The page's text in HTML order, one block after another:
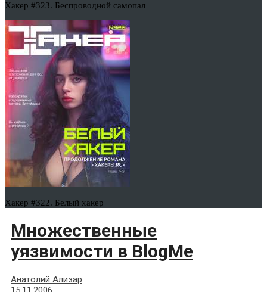
Хакер #323. Беспроводной самопал
Хакер #322. Белый хакер
Множественные
уязвимости в BlogMe
Анатолий Ализар